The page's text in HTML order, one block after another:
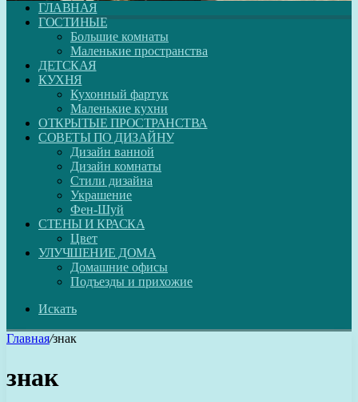
ГЛАВНАЯ
ГОСТИНЫЕ
Большие комнаты
Маленькие пространства
ДЕТСКАЯ
КУХНЯ
Кухонный фартук
Маленькие кухни
ОТКРЫТЫЕ ПРОСТРАНСТВА
СОВЕТЫ ПО ДИЗАЙНУ
Дизайн ванной
Дизайн комнаты
Стили дизайна
Украшение
Фен-Шуй
СТЕНЫ И КРАСКА
Цвет
УЛУЧШЕНИЕ ДОМА
Домашние офисы
Подъезды и прихожие
Искать
Главная/знак
знак